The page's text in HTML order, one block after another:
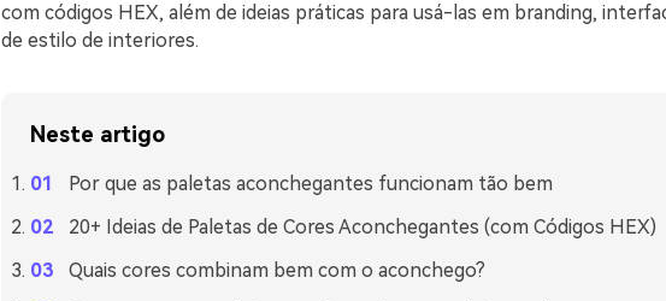
com códigos HEX, além de ideias práticas para usá-las em branding,
de estilo de interiores.
Neste artigo
Por que as paletas aconchegantes funcionam tão bem
20+ Ideias de Paletas de Cores Aconchegantes (com Códigos HEX)
Quais cores combinam bem com o aconchego?